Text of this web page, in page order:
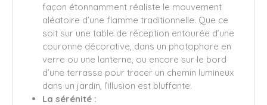
façon étonnamment réaliste le mouvement
aléatoire d’une flamme traditionnelle. Que ce
soit sur une table de réception entourée d’une
couronne décorative, dans un photophore en
verre ou une lanterne, ou encore sur le bord
d’une terrasse pour tracer un chemin lumineux
dans un jardin, l’illusion est bluffante.
La sérénité :